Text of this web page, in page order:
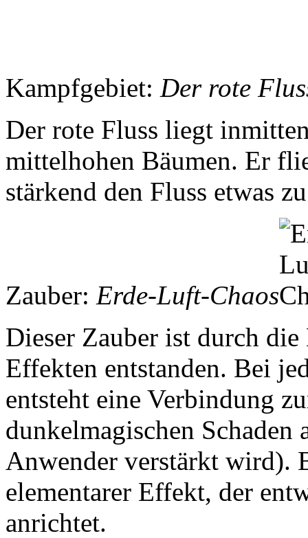
Kampfgebiet: Der rote
Der rote Fluss liegt
mittelhohen Bäumen. Er
stärkend den Fluss etwas
Zauber: Erde-Luft-Chaos
Dieser Zauber ist durch
Effekten entstanden. Bei
entsteht eine Verbindung
dunkelmagischen
Anwender verstärkt wird).
elementarer Effekt, der
anrichtet.